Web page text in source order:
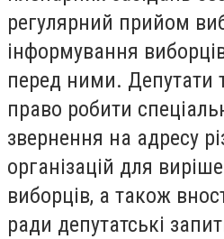
регулярний прийом
інформування
перед ними. Депутати
право робити
звернення на адресу
організацій для
виборців, а також
ради депутатські